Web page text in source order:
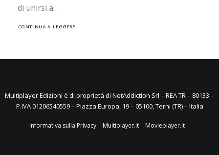
di unirsi a…
CONTINUA A LEGGERE
Multiplayer Edizioni è di proprietà di NetAddiction Srl – REA TR – 80133 –
P.IVA 01206540559 – Piazza Europa, 19 – 05100, Terni (TR) – Italia
Informativa sulla Privacy Multiplayer.it Movieplayer.it